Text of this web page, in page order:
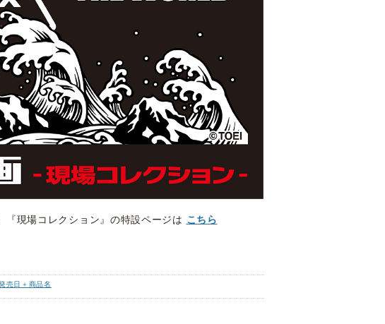
現場コレクション』の特設ページは こちら
売日＋商品名